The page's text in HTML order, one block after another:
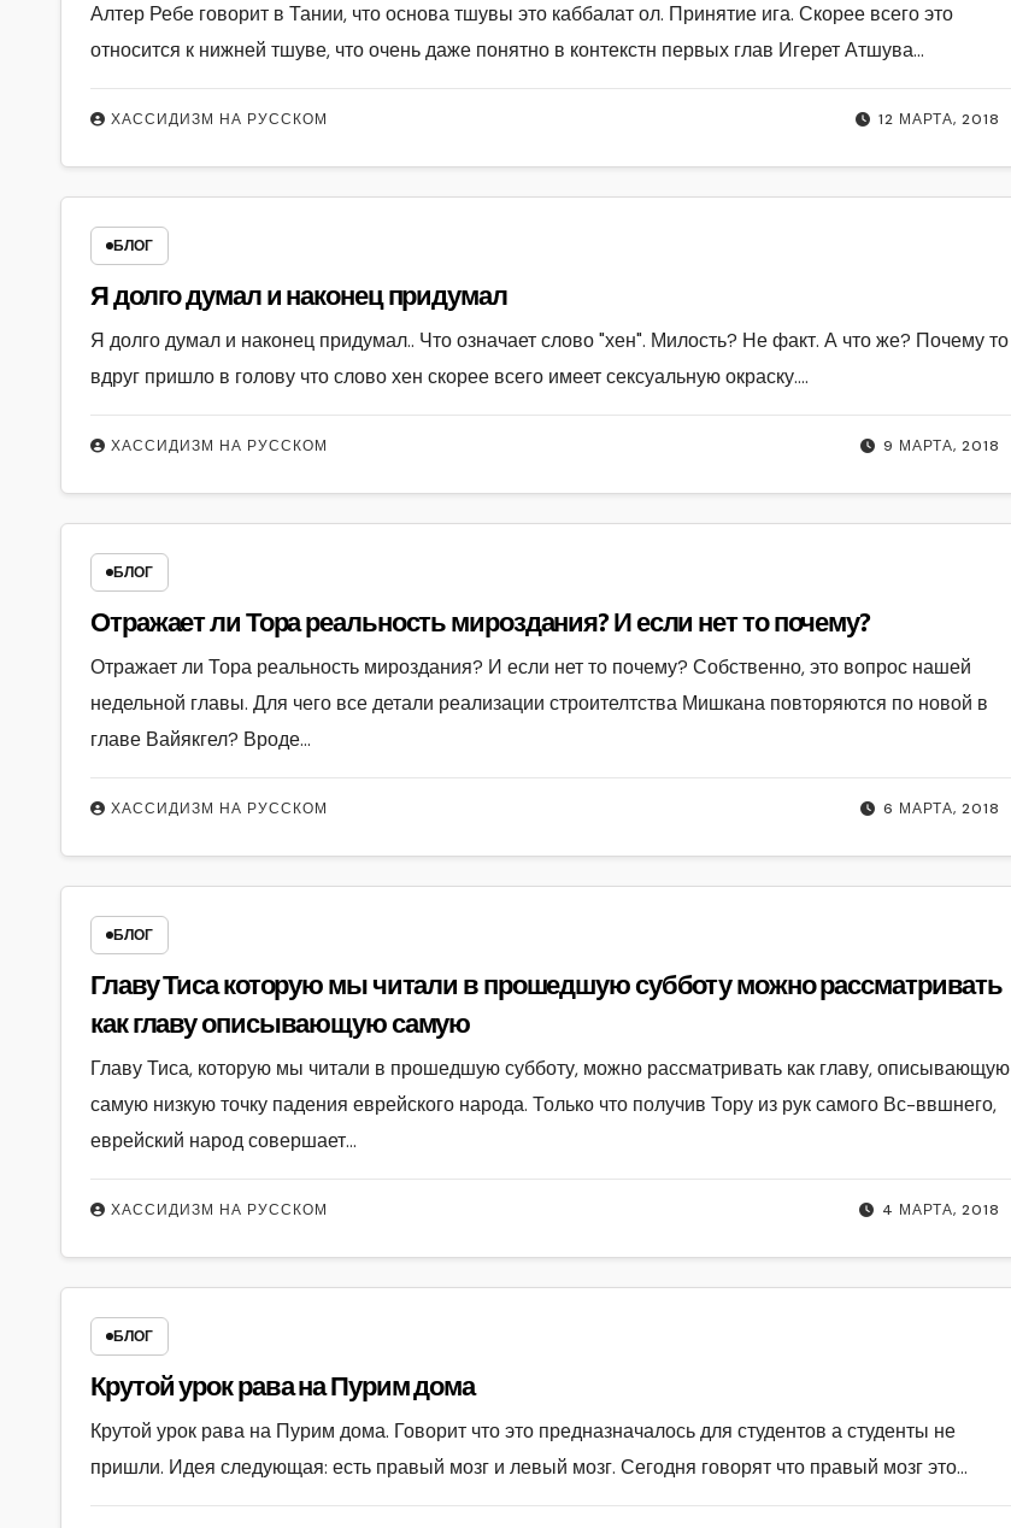
12 МАРТА, 2018
ХАССИДИЗМ НА РУССКОМ
Алтер Ребе говорит в Тании, что основа тшувы это каббалат ол. Принятие ига. Скорее всего это
относится к нижней тшуве, что очень даже понятно в контекстн первых глав Игерет Атшува…
БЛОГ
Я долго думал и наконец придумал
9 МАРТА, 2018
ХАССИДИЗМ НА РУССКОМ
Я долго думал и наконец придумал.. Что означает слово "хен". Милость? Не факт. А что же? Почему то
вдруг пришло в голову что слово хен скорее всего имеет сексуальную окраску.…
БЛОГ
Отражает ли Тора реальность мироздания? И если нет то почему?
6 МАРТА, 2018
ХАССИДИЗМ НА РУССКОМ
Отражает ли Тора реальность мироздания? И если нет то почему? Собственно, это вопрос нашей
недельной главы. Для чего все детали реализации строителтства Мишкана повторяются по новой в
главе Вайякгел? Вроде…
БЛОГ
Главу Тиса которую мы читали в прошедшую субботу можно рассматривать
как главу описывающую самую
4 МАРТА, 2018
ХАССИДИЗМ НА РУССКОМ
Главу Тиса, которую мы читали в прошедшую субботу, можно рассматривать как главу, описывающую
самую низкую точку падения еврейского народа. Только что получив Тору из рук самого Вс-ввшнего,
еврейский народ совершает…
БЛОГ
Крутой урок рава на Пурим дома
Крутой урок рава на Пурим дома. Говорит что это предназначалось для студентов а студенты не
пришли. Идея следующая: есть правый мозг и левый мозг. Сегодня говорят что правый мозг это…